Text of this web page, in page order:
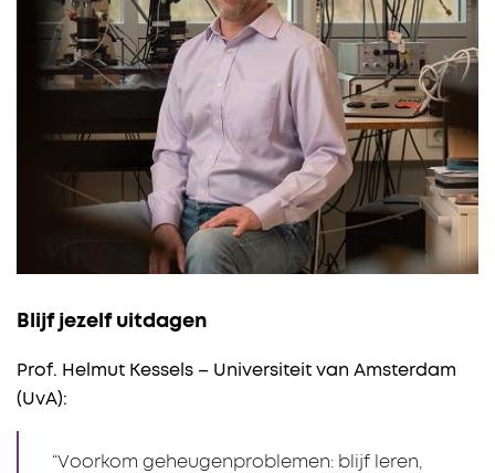
Blijf jezelf uitdagen
Prof. Helmut Kessels – Universiteit van Amsterdam
(UvA):
“Voorkom geheugenproblemen: blijf leren,